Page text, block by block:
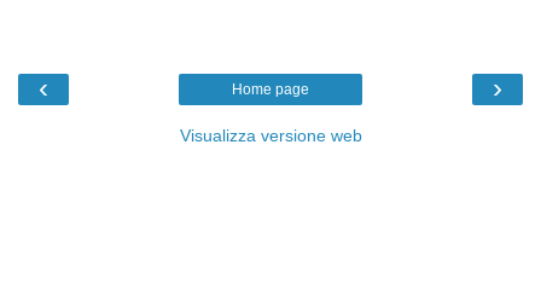
‹ ›
Home page
Visualizza versione web